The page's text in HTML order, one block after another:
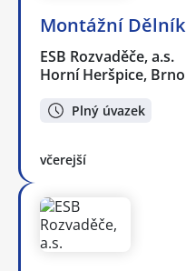
Montážní Dělník
ESB Rozvaděče, a.s.
Horní Heršpice, Brno
Plný úvazek
včerejší